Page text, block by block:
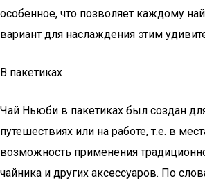
особенное, что позволяет каждому
вариант для наслаждения этим
В пакетиках
Чай Ньюби в пакетиках был создан
путешествиях или на работе, т.е. в
возможность применения
чайника и других аксессуаров. По